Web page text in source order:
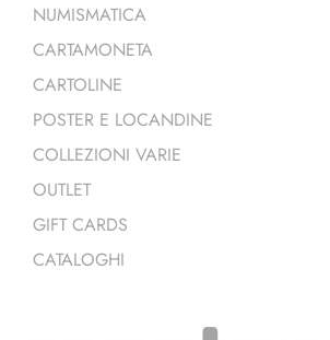
NUMISMATICA
CARTAMONETA
CARTOLINE
POSTER E LOCANDINE
COLLEZIONI VARIE
OUTLET
GIFT CARDS
CATALOGHI